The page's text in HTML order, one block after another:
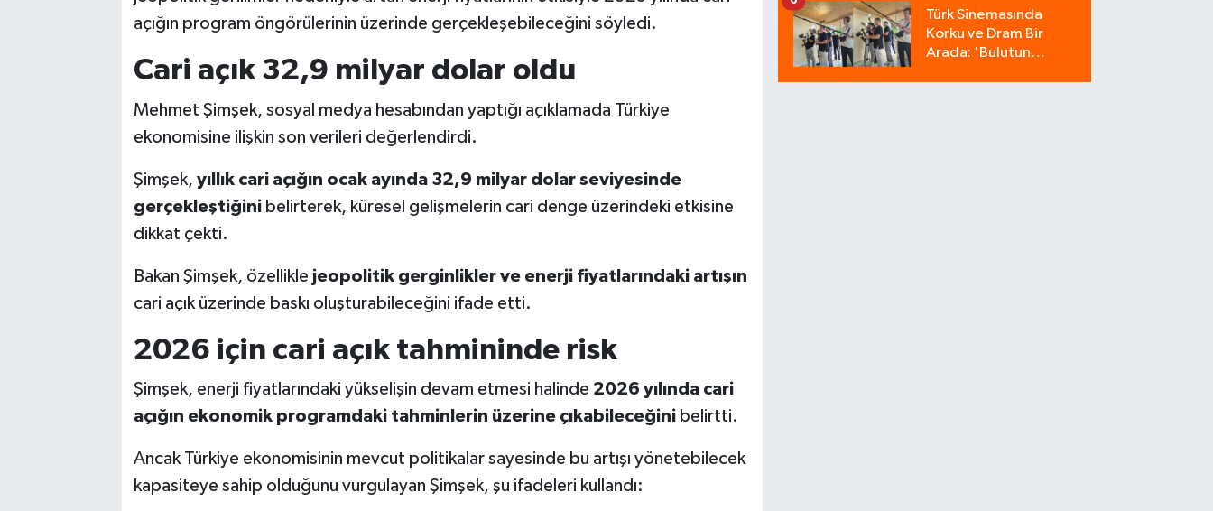
açığın program öngörülerinin üzerinde gerçekleşebileceğini söyledi.
Cari açık 32,9 milyar dolar oldu
Mehmet Şimşek, sosyal medya hesabından yaptığı açıklamada Türkiye
ekonomisine ilişkin son verileri değerlendirdi.
Şimşek, yıllık cari açığın ocak ayında 32,9 milyar dolar seviyesinde
gerçekleştiğinibelirterek, küresel gelişmelerin cari denge üzerindeki etkisine
dikkat çekti.
Bakan Şimşek, özellikle jeopolitik gerginlikler ve enerji fiyatlarındaki artışın
cari açık üzerinde baskı oluşturabileceğini ifade etti.
2026 için cari açık tahmininde risk
Şimşek, enerji fiyatlarındaki yükselişin devam etmesi halinde 2026 yılında cari
açığın ekonomik programdaki tahminlerin üzerine çıkabileceğinibelirtti.
Ancak Türkiye ekonomisinin mevcut politikalar sayesinde bu artışı yönetebilecek
kapasiteye sahip olduğunu vurgulayan Şimşek, şu ifadeleri kullandı:
Milyonluk Tuzağı Polis
Bozdu!
Türk Sinemasında
Korku ve Dram Bir
Arada: 'Bulutun